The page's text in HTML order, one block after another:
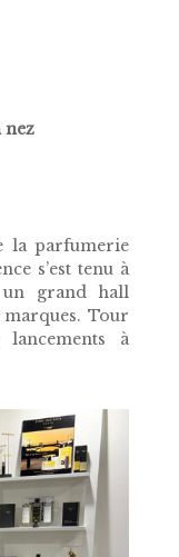
nez
la parfumerie
s’est tenu à
grand hall
Tour
lancements à